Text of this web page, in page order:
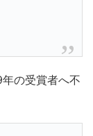
の受賞者へ不